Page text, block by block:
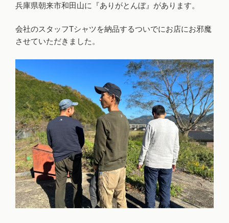
兵庫県朝来市和田山に『ありがとんぼ』があります。
会社のスタッフTシャツを納品するついでにお店にお邪魔
させていただきました。